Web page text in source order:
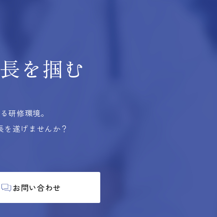
を掴む
研修環境。
遂げませんか？
お問い合わせ